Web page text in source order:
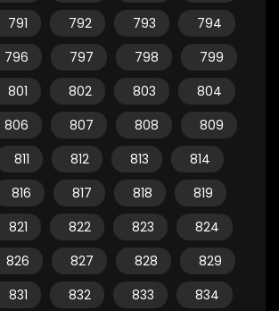
791 792 793
794
796 797 798
799
801 802 803
804
806 807 808
809
811 812 813
814
816 817 818
819
821 822 823
824
826 827 828
829
831 832 833
834